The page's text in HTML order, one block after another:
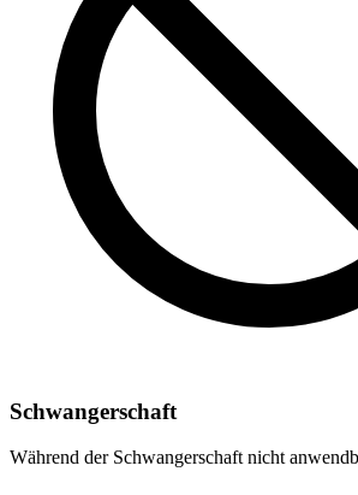
Schwangerschaft
Während der Schwangerschaft nicht